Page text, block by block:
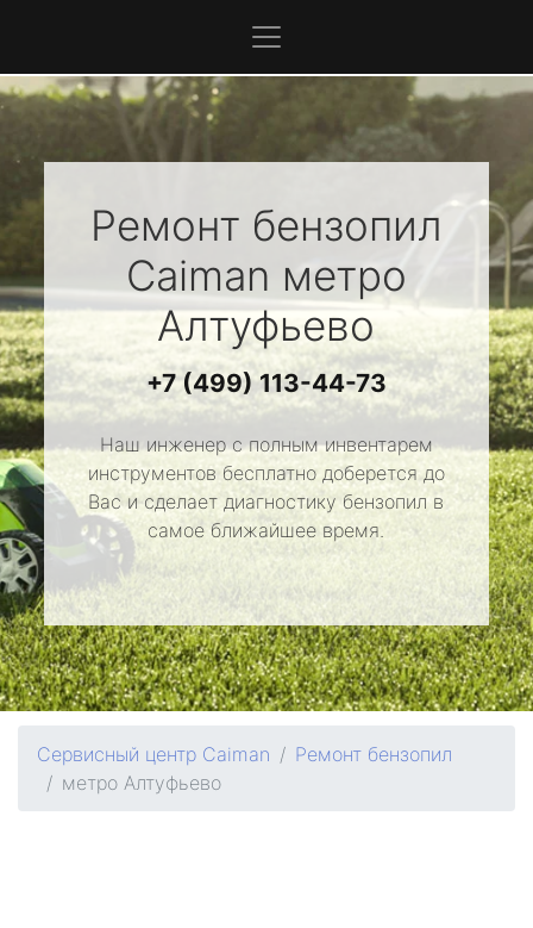
Ремонт бензопил
Caiman метро
Алтуфьево
+7 (499) 113-44-73
Наш инженер с полным инвентарем
инструментов бесплатно доберется до
Вас и сделает диагностику бензопил в
самое ближайшее время.
Сервисный центр Caiman
Ремонт бензопил
метро Алтуфьево